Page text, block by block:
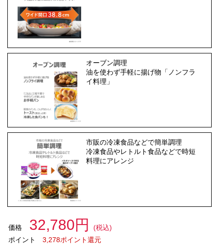
オーブン調理
油を使わず手軽に揚げ物「ノンフラ
イ料理」
市販の冷凍食品などで簡単調理
冷凍食品やレトルト食品などで時短
料理にアレンジ
価格 32,780円
(税込)
ポイント
3,278ポイント還元